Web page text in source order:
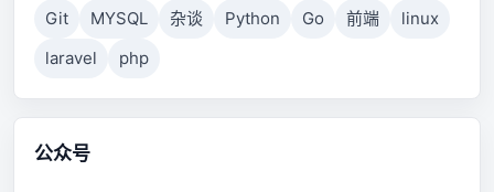
Git
MYSQL 杂谈 Python Go 前端
linux
laravel
php
公众号